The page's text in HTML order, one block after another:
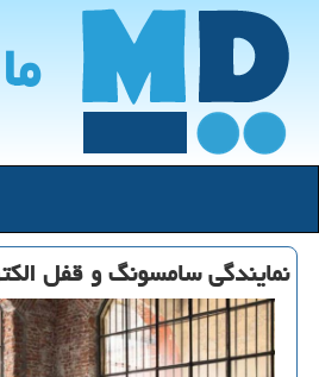
نمایندگی سامسونگ و قفل